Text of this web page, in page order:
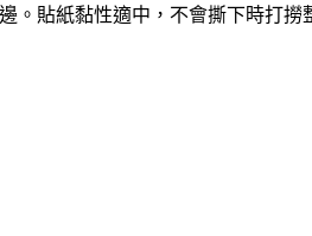
。貼紙黏性適中，不會撕下時打撈